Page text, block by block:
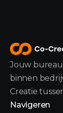
Jouw
binnen
Creatie
Navigeren